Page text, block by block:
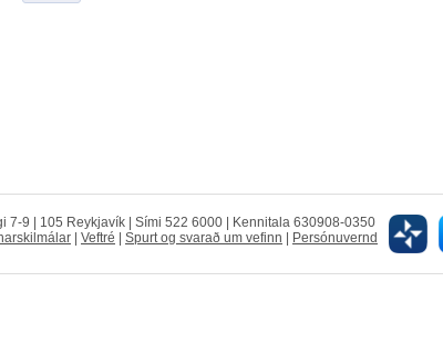
7-9 | 105 Reykjavík | Sími 522 6000 | Kennitala 630908-0350
| Veftré | Spurt og svarað um vefinn | Persónuvernd